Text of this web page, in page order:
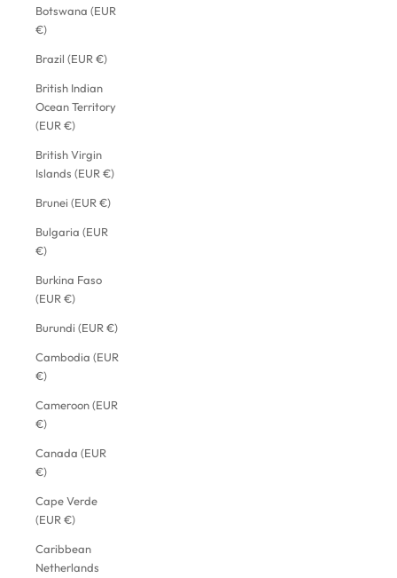
Botswana (EUR
€)
Brazil (EUR €)
British Indian
Ocean Territory
(EUR €)
British Virgin
Islands (EUR €)
Brunei (EUR €)
Bulgaria (EUR
€)
Burkina Faso
(EUR €)
Burundi (EUR €)
Cambodia (EUR
€)
Cameroon (EUR
€)
Canada (EUR
€)
Cape Verde
(EUR €)
Caribbean
Netherlands